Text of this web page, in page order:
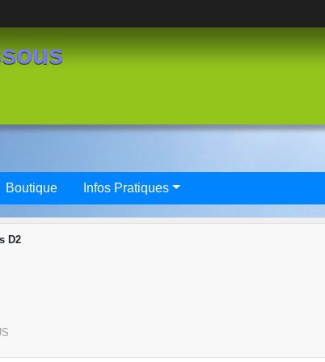
Boutique Infos Pratiques
D2